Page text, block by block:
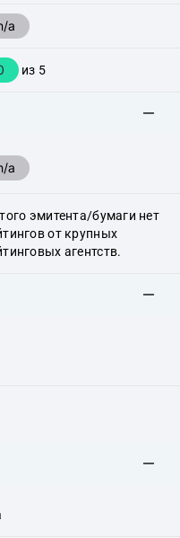
a
из 5
a
эмитента/бумаги нет
от крупных
агентств.